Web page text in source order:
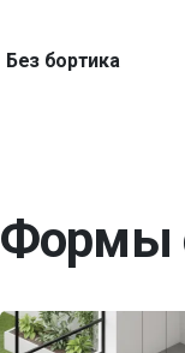
Без бортика
Формы